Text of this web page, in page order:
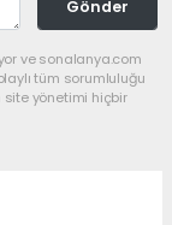
Gönder
ve sonalanya.com
tüm sorumluluğu
site yönetimi hiçbir